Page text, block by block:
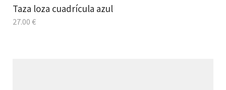
Taza loza cuadrícula azul
27.00 €